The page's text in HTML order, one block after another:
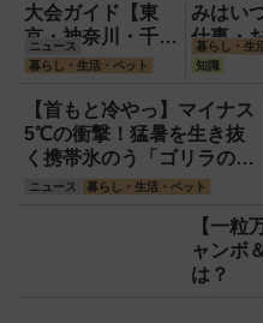
大会ガイド【東
京・神奈川・千
葉】
ニュース
暮らし・生活・ペット
みはい
仕事・
本とマ
りやす
暮らし・生
知識
【首もと冷やっ】マイナス
5℃の衝撃！猛暑を生き抜
く携帯氷のう「ゴリラの冷
棒」
ニュース 暮らし・生活・ペット
【一粒
ャンボ
は？